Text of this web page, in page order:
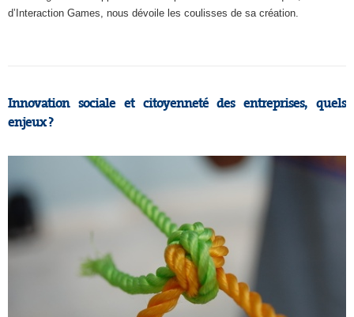
d’Interaction Games, nous dévoile les coulisses de sa création.
Innovation sociale et citoyenneté des entreprises, quels
enjeux ?